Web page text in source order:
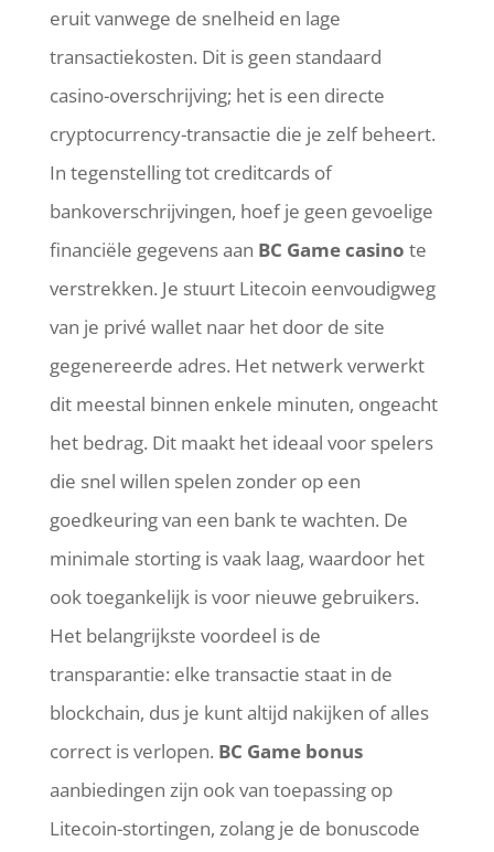
eruit vanwege de snelheid en lage
transactiekosten. Dit is geen standaard
casino-overschrijving; het is een directe
cryptocurrency-transactie die je zelf beheert.
In tegenstelling tot creditcards of
bankoverschrijvingen, hoef je geen gevoelige
financiële gegevens aan BC Game casino te
verstrekken. Je stuurt Litecoin eenvoudigweg
van je privé wallet naar het door de site
gegenereerde adres. Het netwerk verwerkt
dit meestal binnen enkele minuten, ongeacht
het bedrag. Dit maakt het ideaal voor spelers
die snel willen spelen zonder op een
goedkeuring van een bank te wachten. De
minimale storting is vaak laag, waardoor het
ook toegankelijk is voor nieuwe gebruikers.
Het belangrijkste voordeel is de
transparantie: elke transactie staat in de
blockchain, dus je kunt altijd nakijken of alles
correct is verlopen. BC Game bonus
aanbiedingen zijn ook van toepassing op
Litecoin-stortingen, zolang je de bonuscode